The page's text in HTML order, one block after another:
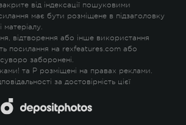
від індексації пошуковими
має бути розміщене в підзаголовку
відтворення або інше використання
посилання на rexfeatures.com або
заборонені.
! та P розміщені на правах реклами.
за достовірність цієї